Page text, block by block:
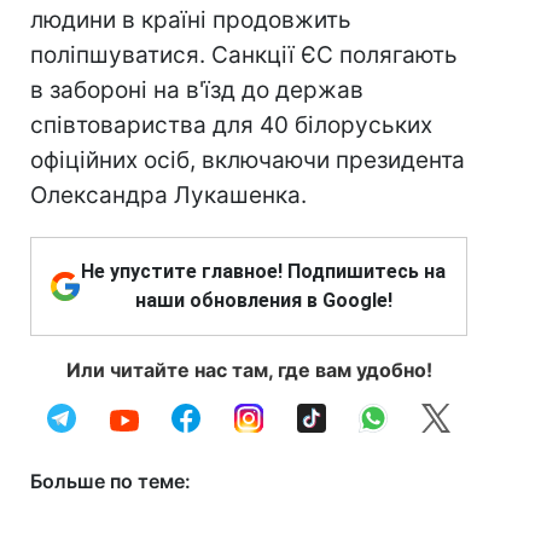
людини в країні продовжить
поліпшуватися. Санкції ЄС полягають
в забороні на в'їзд до держав
співтовариства для 40 білоруських
офіційних осіб, включаючи президента
Олександра Лукашенка.
Не упустите главное! Подпишитесь на
наши обновления в Google!
Или читайте нас там, где вам удобно!
Больше по теме: